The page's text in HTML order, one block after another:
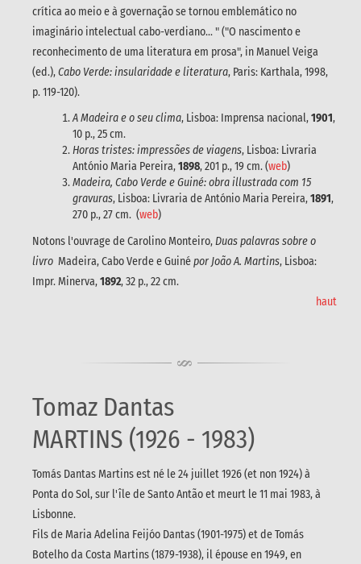
crítica ao meio e à governação se tornou emblemático no
imaginário intelectual cabo-verdiano... " ("O nascimento e
reconhecimento de uma literatura em prosa", in Manuel Veiga
(ed.),Cabo Verde: insularidade e literatura, Paris: Karthala, 1998,
p. 119-120).
A Madeira e o seu clima, Lisboa: Imprensa nacional,1901,
10 p., 25 cm.
Horas tristes: impressões de viagens, Lisboa: Livraria
António Maria Pereira,1898, 201 p., 19 cm. (web)
Madeira, Cabo Verde e Guiné: obra illustrada com 15
gravuras, Lisboa: Livraria de António Maria Pereira,1891,
270 p., 27 cm. (web)
Notons l'ouvrage de Carolino Monteiro,Duas palavras sobre o
livro Madeira, Cabo Verde e Guinépor João A. Martins, Lisboa:
Impr. Minerva,1892, 32 p., 22 cm.
haut
Tomaz Dantas
MARTINS (1926 - 1983)
Tomás Dantas Martins est né le 24 juillet 1926 (et non 1924) à
Ponta do Sol, sur l'île de Santo Antão et meurt le 11 mai 1983, à
Lisbonne.
Fils de Maria Adelina Feijóo Dantas (1901-1975) et de Tomás
Botelho da Costa Martins (1879-1938), il épouse en 1949, en